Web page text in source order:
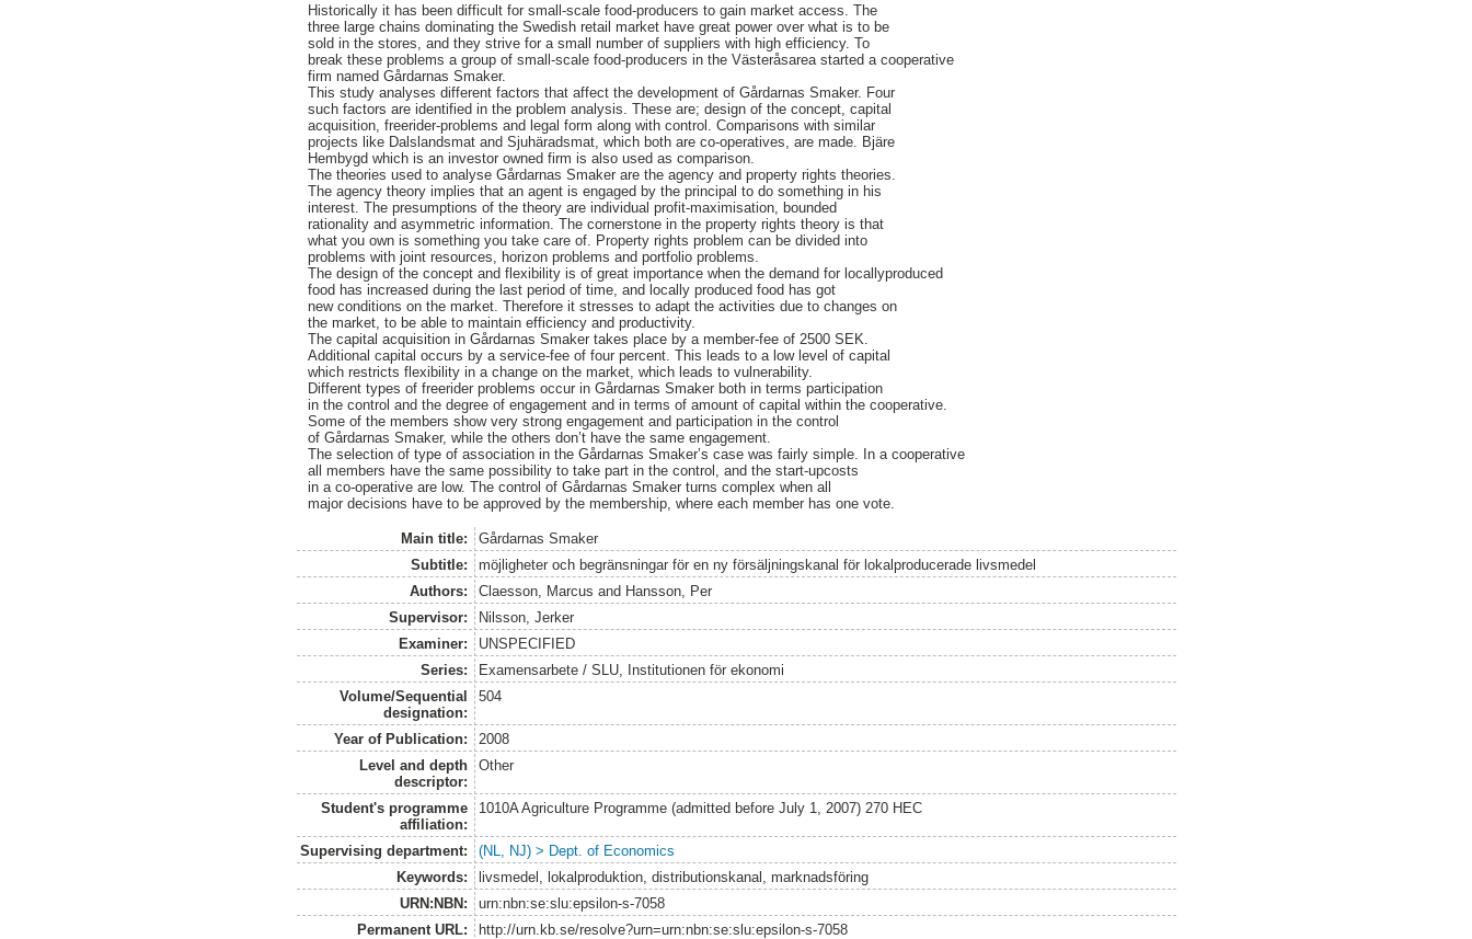
Historically it has been difficult for small-scale food-producers to gain market access. The
three large chains dominating the Swedish retail market have great power over what is to be
sold in the stores, and they strive for a small number of suppliers with high efficiency. To
break these problems a group of small-scale food-producers in the Västeråsarea started a cooperative
firm named Gårdarnas Smaker.
This study analyses different factors that affect the development of Gårdarnas Smaker. Four
such factors are identified in the problem analysis. These are; design of the concept, capital
acquisition, freerider-problems and legal form along with control. Comparisons with similar
projects like Dalslandsmat and Sjuhäradsmat, which both are co-operatives, are made. Bjäre
Hembygd which is an investor owned firm is also used as comparison.
The theories used to analyse Gårdarnas Smaker are the agency and property rights theories.
The agency theory implies that an agent is engaged by the principal to do something in his
interest. The presumptions of the theory are individual profit-maximisation, bounded
rationality and asymmetric information. The cornerstone in the property rights theory is that
what you own is something you take care of. Property rights problem can be divided into
problems with joint resources, horizon problems and portfolio problems.
The design of the concept and flexibility is of great importance when the demand for locallyproduced
food has increased during the last period of time, and locally produced food has got
new conditions on the market. Therefore it stresses to adapt the activities due to changes on
the market, to be able to maintain efficiency and productivity.
The capital acquisition in Gårdarnas Smaker takes place by a member-fee of 2500 SEK.
Additional capital occurs by a service-fee of four percent. This leads to a low level of capital
which restricts flexibility in a change on the market, which leads to vulnerability.
Different types of freerider problems occur in Gårdarnas Smaker both in terms participation
in the control and the degree of engagement and in terms of amount of capital within the cooperative.
Some of the members show very strong engagement and participation in the control
of Gårdarnas Smaker, while the others don’t have the same engagement.
The selection of type of association in the Gårdarnas Smaker’s case was fairly simple. In a cooperative
all members have the same possibility to take part in the control, and the start-upcosts
in a co-operative are low. The control of Gårdarnas Smaker turns complex when all
major decisions have to be approved by the membership, where each member has one vote.
Main title:
Gårdarnas Smaker
Subtitle:
möjligheter och begränsningar för en ny försäljningskanal för lokalproducerade livsmedel
Authors:
Claesson, Marcus and Hansson, Per
Supervisor:
Nilsson, Jerker
Examiner:
UNSPECIFIED
Series:
Examensarbete / SLU, Institutionen för ekonomi
Volume/Sequential
designation:
504
Year of Publication:
2008
Level and depth
descriptor:
Other
Student's programme
affiliation:
1010A Agriculture Programme (admitted before July 1, 2007) 270 HEC
Supervising department:
(NL, NJ) > Dept. of Economics
Keywords:
livsmedel, lokalproduktion, distributionskanal, marknadsföring
URN:NBN:
urn:nbn:se:slu:epsilon-s-7058
Permanent URL:
http://urn.kb.se/resolve?urn=urn:nbn:se:slu:epsilon-s-7058